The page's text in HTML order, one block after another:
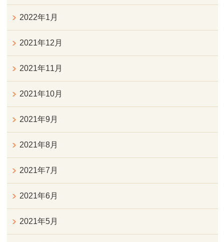
2022年1月
2021年12月
2021年11月
2021年10月
2021年9月
2021年8月
2021年7月
2021年6月
2021年5月